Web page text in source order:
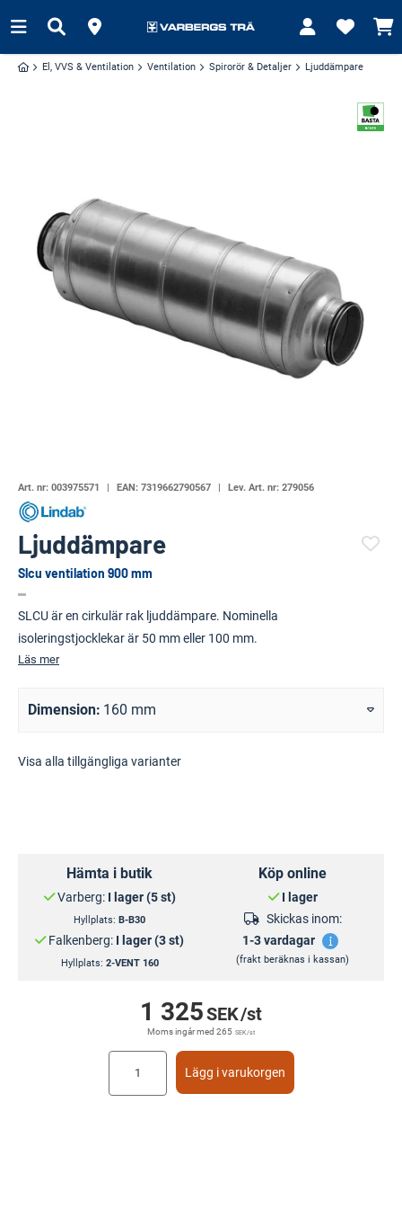
El, VVS & Ventilation Ventilation Spirorör & Detaljer Ljuddämpare
Art. nr: 003975571 EAN: 7319662790567 Lev. Art. nr: 279056
Ljuddämpare
Slcu ventilation 900 mm
SLCU är en cirkulär rak ljuddämpare. Nominella
isoleringstjocklekar är 50 mm eller 100 mm.
Läs mer
Dimension 160 mm
Visa alla tillgängliga varianter
Hämta i butik
Varberg: I lager (5 st)
Hyllplats: B-B30
Falkenberg: I lager (3 st)
Hyllplats: 2-VENT 160
Köp online
I lager
Skickas inom:
1-3 vardagar
(frakt beräknas i kassan)
1 325SEK/st
Moms ingår med 265 SEK/st
Lägg i varukorgen